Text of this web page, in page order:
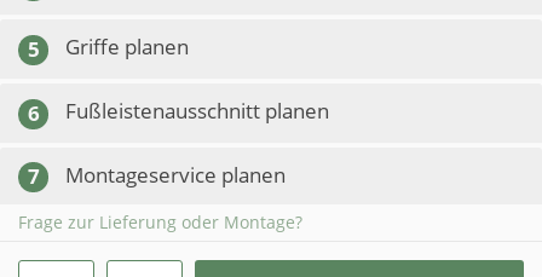
5 Griffe planen
6 Fußleistenausschnitt planen
7 Montageservice planen
Frage zur Lieferung oder Montage?